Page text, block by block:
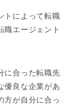
トによって転職
職エージェント
に合った転職先
優良な企業があ
方が自分に合っ